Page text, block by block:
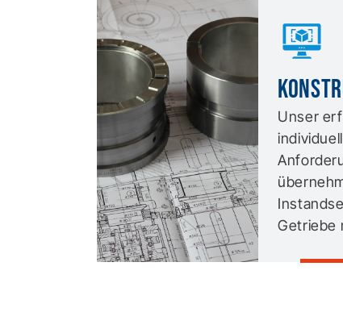
Unser
Getriebe